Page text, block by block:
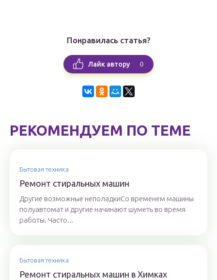
Понравилась статья?
Лайк автору 0
РЕКОМЕНДУЕМ ПО ТЕМЕ
Бытовая техника
Ремонт стиральных машин
Другие возможные неполадкиСо временем машины
полуавтомат и другие начинают шуметь во время
работы. Часто...
Бытовая техника
Ремонт стиральных машин в Химках